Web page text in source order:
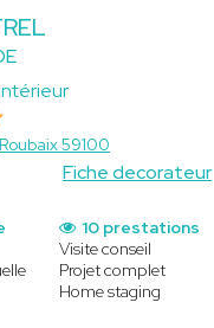
Fiche decorateur
Roubaix 59100
10 prestations
Visite conseil
Projet complet
Home staging